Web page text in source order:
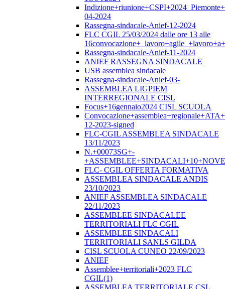
04-2024
Rassegna-sindacale-Anief-12-2024
FLC CGIL 25/03/2024 dalle ore 13 alle
Rassegna-sindacale-Anief-11-2024
ANIEF RASSEGNA SINDACALE
USB assemblea sindacale
Rassegna-sindacale-Anief-03-
ASSEMBLEA LIGPIEM
INTERREGIONALE CISL
Focus+16gennaio2024 CISL SCUOLA
12-2023-signed
FLC-CGIL ASSEMBLEA SINDACALE
13/11/2023
N.+00073SG+-
FLC- CGIL OFFERTA FORMATIVA
ASSEMBLEA SINDACALE ANDIS
23/10/2023
ANIEF ASSEMBLEA SINDACALE
22/11/2023
ASSEMBLEE SINDACALEE
TERRITORIALI FLC CGIL
ASSEMBLEE SINDACALI
TERRITORIALI SANLS GILDA
CISL SCUOLA CUNEO 22/09/2023
ANIEF
Assemblee+territoriali+2023 FLC
CGIL(1)